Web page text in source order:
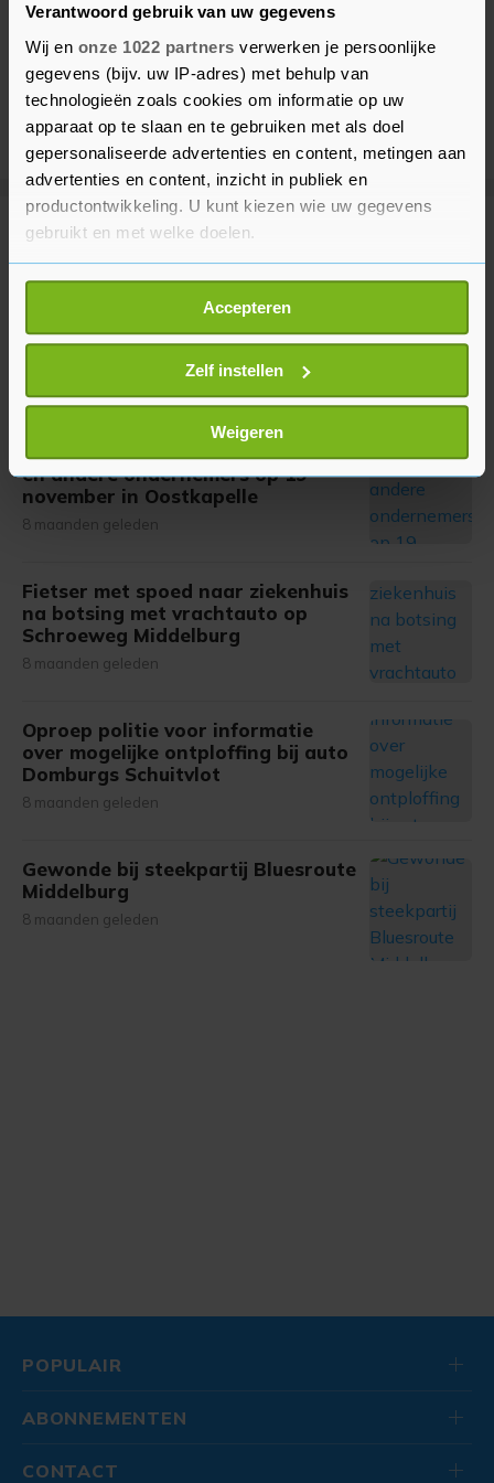
Verantwoord gebruik van uw gegevens
Wij en onze 1022 partners verwerken je persoonlijke
gegevens (bijv. uw IP-adres) met behulp van
technologieën zoals cookies om informatie op uw
apparaat op te slaan en te gebruiken met als doel
gepersonaliseerde advertenties en content, metingen aan
advertenties en content, inzicht in publiek en
productontwikkeling. U kunt kiezen wie uw gegevens
gebruikt en met welke doelen.
Als u het toestaat, willen we ook graag:
Informatie verzamelen over uw geografische
locatie, die tot een paar meter nauwkeurig kan zijn
Uw apparaat identificeren door het actief te
scannen op specifieke eigenschappen (fingerprinting)
Lees meer over hoe uw persoonlijke gegevens worden
verwerkt en stel uw voorkeuren in het
U kunt uw toestemming op elk moment wijzigen of
intrekken in de Cookieverklaring.
bezoek makkelijker en persoonlijker. Op
onze cookiepagina kun je ons cookiebeleid bekijken en je
gemaakte keuze altijd wijzigen of intrekken.
Accepteren
Zelf instellen
Weigeren
Meer uit Middelburg
Gemeente in gesprek met Witte
Kruis over toekomst
Stikstofbijeenkomst voor agrariërs
en andere ondernemers op 19
november in Oostkapelle
8 maanden geleden
Fietser met spoed naar ziekenhuis
na botsing met vrachtauto op
Schroeweg Middelburg
8 maanden geleden
Oproep politie voor informatie
over mogelijke ontploffing bij auto
Domburgs Schuitvlot
8 maanden geleden
Gewonde bij steekpartij Bluesroute
Middelburg
8 maanden geleden
POPULAIR
ABONNEMENTEN
CONTACT